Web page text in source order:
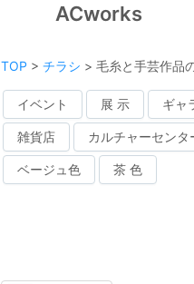
ACworks
TOP > チラシ > 毛糸と手芸作品
イベント 展 示 ギャ
雑貨店 カルチャーセンタ
ベージュ色 茶 色